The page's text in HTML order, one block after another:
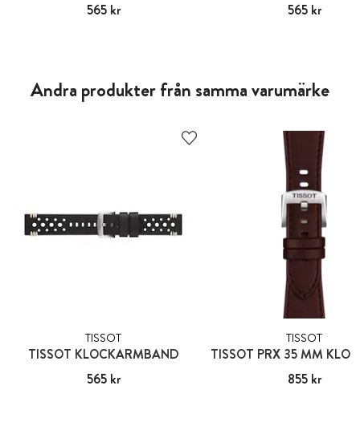
Pris:565 kr
565 kr
Pris:565 kr
565 kr
Andra produkter från samma varumärke
TISSOT
TISSOT KLOCKARMBAND
Pris:565 kr
565 kr
TISSOT
Pris:855 kr
855 kr